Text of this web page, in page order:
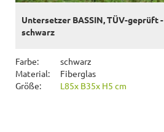
Untersetzer BASSIN, TÜV-geprüft -
schwarz
Farbe:
schwarz
Material:
Fiberglas
Größe:
L85x B35x H5 cm